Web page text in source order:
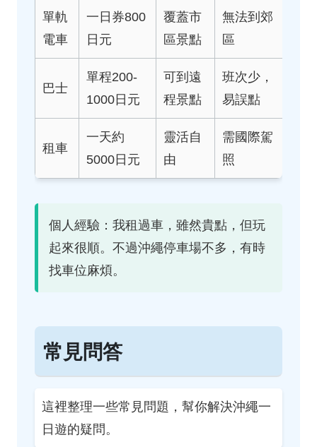
單軌
電車
一日券800
日元
覆蓋市
區景點
無法到郊
區
巴士
單程200-
1000日元
可到遠
程景點
班次少，
易誤點
租車
一天約
5000日元
靈活自
由
需國際駕
照
個人經驗：我租過車，雖然貴點，但玩
起來很順。不過沖繩停車場不多，有時
找車位麻煩。
常見問答
這裡整理一些常見問題，幫你解決沖繩一
日遊的疑問。